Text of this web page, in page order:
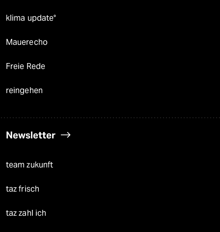
klima update°
Mauerecho
Freie Rede
reingehen
Newsletter
team zukunft
taz frisch
taz zahl ich